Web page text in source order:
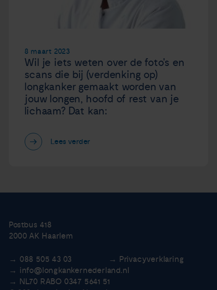
8 maart 2023
Wil je iets weten over de foto's en
scans die bij (verdenking op)
longkanker gemaakt worden van
jouw longen, hoofd of rest van je
lichaam? Dat kan:
Lees verder
Postbus 418
2000 AK Haarlem
088 505 43 03
Privacyverklaring
info@longkankernederland.nl
NL70 RABO 0347 5641 51